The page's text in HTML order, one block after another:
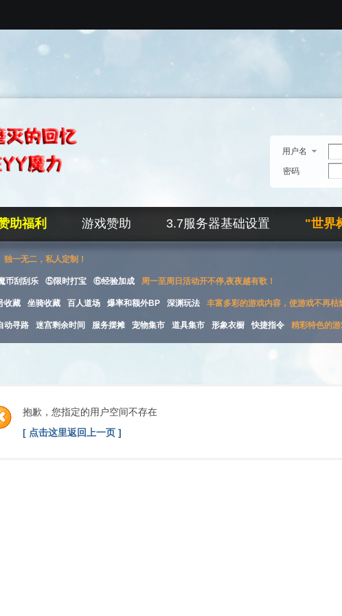
用户名
密码
助福利 游戏赞助 3.7服务器基础设置 "世界
独一无二，私人定制！
币刮刮乐 ⑤限时打宝 ⑥经验加成 周一至周日活动开不停,夜夜越有歌！
收藏 坐骑收藏 百人道场 爆率和额外BP 深渊玩法 丰富多彩的游戏内容，使游戏不再枯
动寻路 迷宫剩余时间 服务摆摊 宠物集市 道具集市 形象衣橱 快捷指令 精彩特色的游
抱歉，您指定的用户空间不存在
[ 点击这里返回上一页 ]